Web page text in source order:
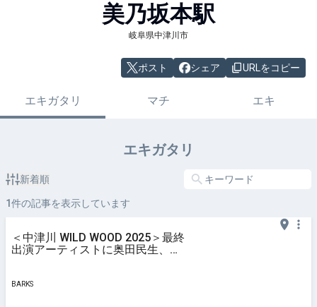
美乃坂本駅
岐阜県中津川市
ポスト シェア URLをコピー
エキガタリ マチ エキ
エキガタリ
新着順
1件の記事を表示しています
＜中津川 WILD WOOD 2025＞最終
出演アーティストに奥田民生、
Beans.など13組発表
BARKS